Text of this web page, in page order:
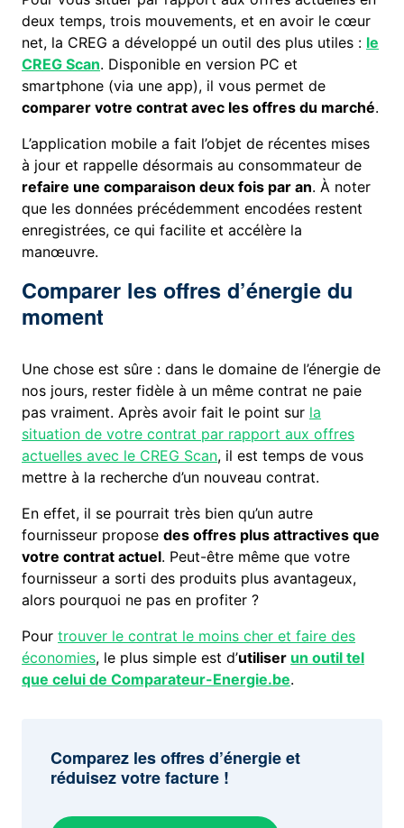
deux temps, trois mouvements, et en avoir le cœur
net, la CREG a développé un outil des plus utiles : le
CREG Scan. Disponible en version PC et
smartphone (via une app), il vous permet de
comparer votre contrat avec les offres du marché.
L’application mobile a fait l’objet de récentes mises
à jour et rappelle désormais au consommateur de
refaire une comparaison deux fois par an. À noter
que les données précédemment encodées restent
enregistrées, ce qui facilite et accélère la
manœuvre.
Comparer les offres d’énergie du
moment
Une chose est sûre : dans le domaine de l’énergie de
nos jours, rester fidèle à un même contrat ne paie
pas vraiment. Après avoir fait le point sur la
situation de votre contrat par rapport aux offres
actuelles avec le CREG Scan, il est temps de vous
mettre à la recherche d’un nouveau contrat.
En effet, il se pourrait très bien qu’un autre
fournisseur proposedes offres plus attractives que
votre contrat actuel. Peut-être même que votre
fournisseur a sorti des produits plus avantageux,
alors pourquoi ne pas en profiter ?
Pourtrouver le contrat le moins cher et faire des
économies, le plus simple est d’utiliser un outil tel
que celui de Comparateur-Energie.be.
Comparez les offres d’énergie et
réduisez votre facture !